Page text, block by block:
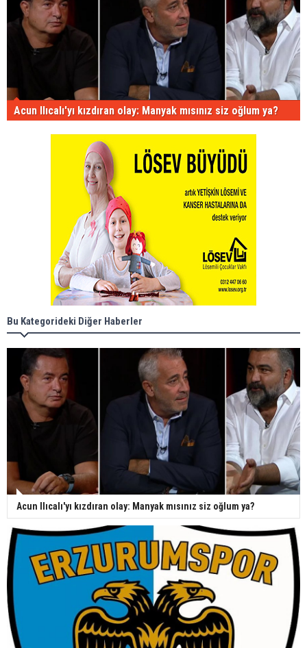
Acun Ilıcalı'yı kızdıran olay: Manyak mısınız siz oğlum ya?
Bu Kategorideki Diğer Haberler
Acun Ilıcalı'yı kızdıran olay: Manyak mısınız siz oğlum ya?